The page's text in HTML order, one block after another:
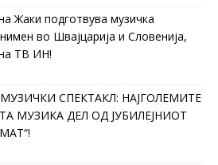
Жаки подготвува музичка
во Швајцарија и Словенија,
ТВ ИН!
СПЕКТАКЛ: НАЈГОЛЕМИТЕ
МУЗИКА ДЕЛ ОД ЈУБИЛЕЈНИОТ